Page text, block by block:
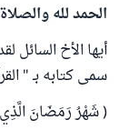
الحمد لله
أيها الأخ
سمى كتابه بـ "
( شَهْرُ رَمَضَانَ الَّذِي